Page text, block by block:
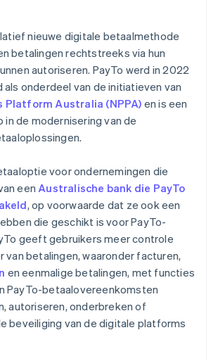
nieuwe digitale betaalmethode
betalingen rechtstreeks via hun
autoriseren. PayTo werd in 2022
onderdeel van de initiatieven van
Platform Australia (NPPA)en is een
in de modernisering van de
voor ondernemingen die
eenAustralische bank die PayTo
, op voorwaarde dat ze ook een
die geschikt is voor PayTo-
geeft gebruikers meer controle
van betalingen, waaronder facturen,
en eenmalige betalingen, met functies
PayTo-betaalovereenkomsten
autoriseren, onderbreken of
beveiliging van de digitale platforms